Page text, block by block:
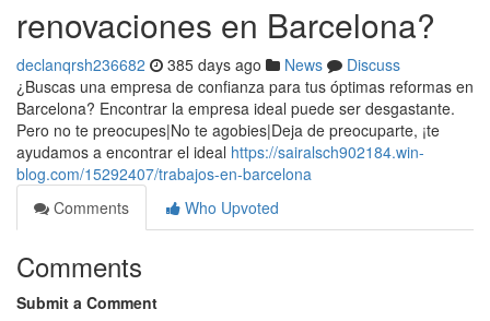
renovaciones en Barcelona?
declanqrsh236682 385 days ago News
Discuss
¿Buscas una empresa de confianza para tus óptimas reformas en
Barcelona? Encontrar la empresa ideal puede ser desgastante.
Pero no te preocupes|No te agobies|Deja de preocuparte, ¡te
ayudamos a encontrar el ideal https://sairalsch902184.win-
blog.com/15292407/trabajos-en-barcelona
Comments
Who Upvoted
Comments
Submit a Comment